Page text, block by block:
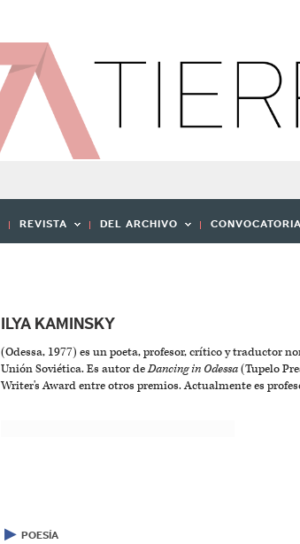
REVISTA DEL ARCHIVO
ILYA KAMINSKY
(Odessa, 1977) es un poeta, profesor, crítico y traductor
Unión Soviética. Es autor deDancing in Odessa(Tupelo
Writer's Award entre otros premios. Actualmente es
▶ POESÍA